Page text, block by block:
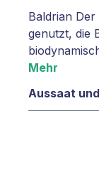
Baldrian
genutzt, die
Mehr
Aussaat